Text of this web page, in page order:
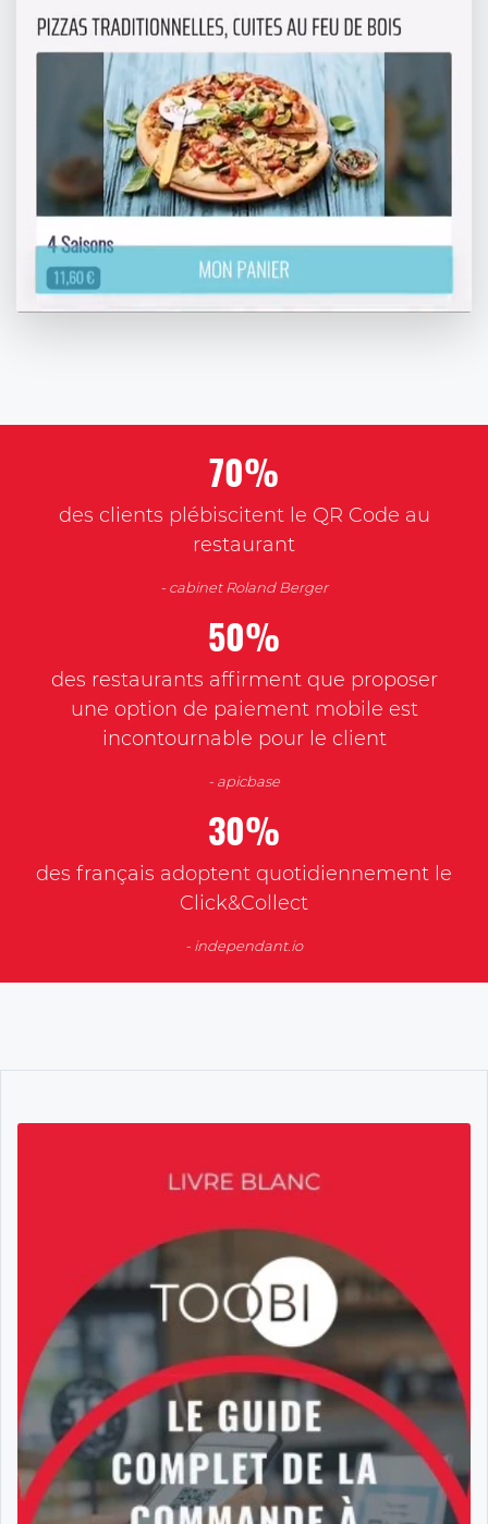
70%
des clients plébiscitent le QR Code au
restaurant
- cabinet Roland Berger
50%
des restaurants affirment que proposer
une option de paiement mobile est
incontournable pour le client
- apicbase
30%
des français adoptent quotidiennement le
Click&Collect
- independant.io